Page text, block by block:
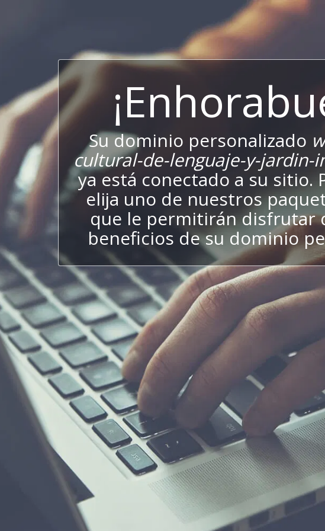
Su dominio personalizado
cultural-de-lenguaje-y-jardin-
ya está conectado a su sitio.
elija uno de nuestros
que le permitirán disfrutar
beneficios de su dominio